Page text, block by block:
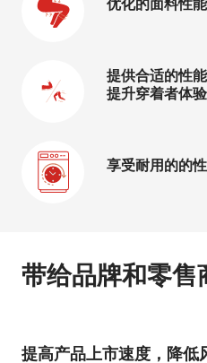
提供合适的性
提升穿着者体验
享受耐用的的
带给品牌和零售
提高产品上市速度，降低